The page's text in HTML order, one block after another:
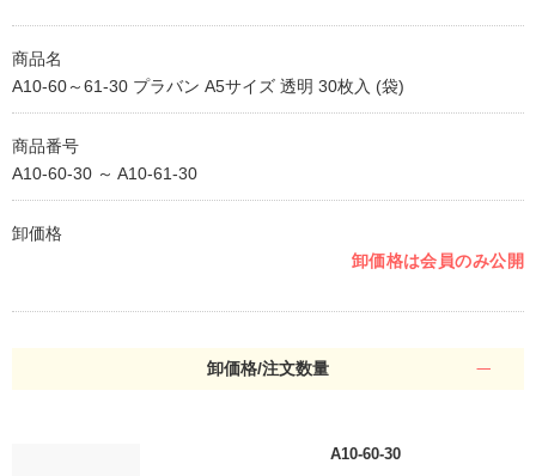
商品名
A10-60～61-30 プラバン A5サイズ 透明 30枚入 (袋)
商品番号
A10-60-30 ～ A10-61-30
卸価格
卸価格は会員のみ公開
卸価格/注文数量
A10-60-30